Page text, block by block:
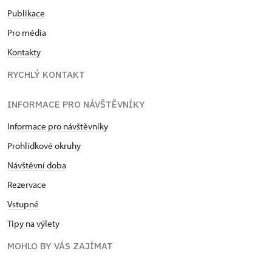
Publikace
Pro média
Kontakty
RYCHLÝ KONTAKT
INFORMACE PRO NÁVŠTĚVNÍKY
Informace pro návštěvníky
Prohlídkové okruhy
Návštěvní doba
Rezervace
Vstupné
Tipy na výlety
MOHLO BY VÁS ZAJÍMAT